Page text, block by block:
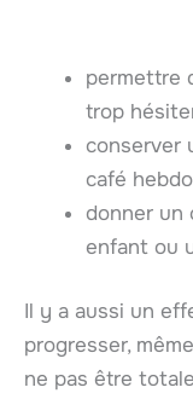
permettre
trop
conserver
café
donner un
enfant ou
Il y a aussi un
progresser,
ne pas être